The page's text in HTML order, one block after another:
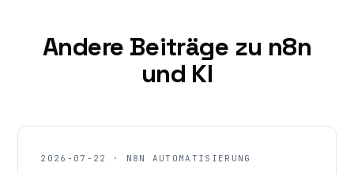
Andere Beiträge zu n8n
und KI
2026-07-22 · N8N AUTOMATISIERUNG